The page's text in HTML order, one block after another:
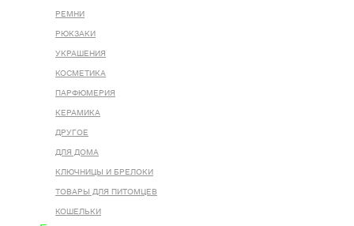
РЕМНИ
РЮКЗАКИ
УКРАШЕНИЯ
КОСМЕТИКА
ПАРФЮМЕРИЯ
КЕРАМИКА
ДРУГОЕ
ДЛЯ ДОМА
КЛЮЧНИЦЫ И БРЕЛОКИ
ТОВАРЫ ДЛЯ ПИТОМЦЕВ
КОШЕЛЬКИ